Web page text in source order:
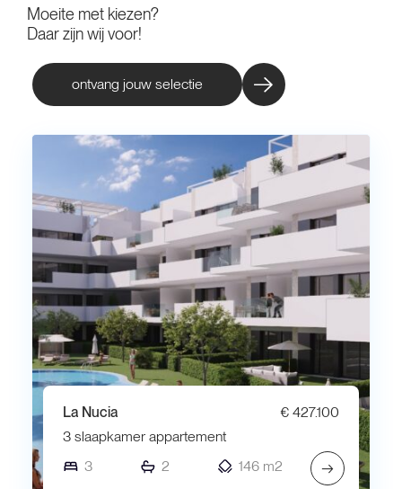
Moeite met kiezen?
Daar zijn wij voor!
ontvang jouw selectie
La Nucia
€ 427.100
3 slaapkamer appartement
3
2 146 m2 →